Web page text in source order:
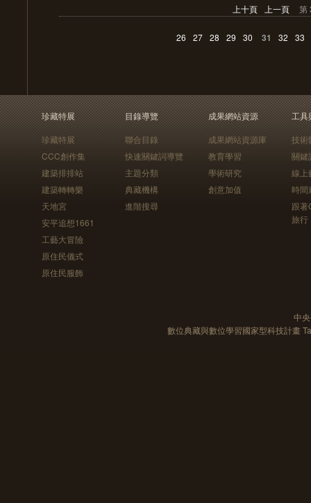
上十頁 上一頁 第
26 27 28 29 30 31 32 33
珍藏特展
珍藏特展
CCC創作集
建築排排站
建築轉轉樂
天地宮
安平追想1661
工藝大冒險
原住民儀式
原住民服飾
目錄導覽
聯合目錄
快速關鍵詞導覽
主題分類
典藏機構
進階搜尋
成果網站資源
成果網站資源庫
教育學習
學術研究
創意加值
工具
技術
關鍵
線上
時間
跟
旅行
中
數位典藏與數位學習國家型科技計畫